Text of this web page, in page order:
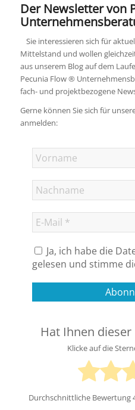
Der Newsletter von
Sie interessieren sich für
Mittelstand und wollen
aus unserem Blog auf dem
Pecunia Flow ®
fach- und projektbezogene
Gerne können Sie sich für
anmelden:
Ja, ich habe die
gelesen und stimme
Hat Ihnen
Klicke auf die
Durchschnittliche Bewertung